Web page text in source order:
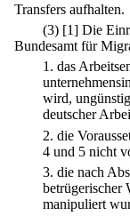
Transfers aufhalten.
(3) [1] Die
Bundesamt für
1. das
wird,
deutscher
2. die
4 und 5 nicht
3. die nach
betrügerischer
manipuliert